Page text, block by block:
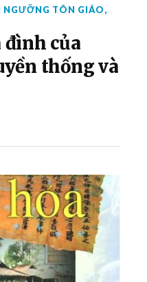
NGƯỠNG TÔN GIÁO,
đình của
thống và